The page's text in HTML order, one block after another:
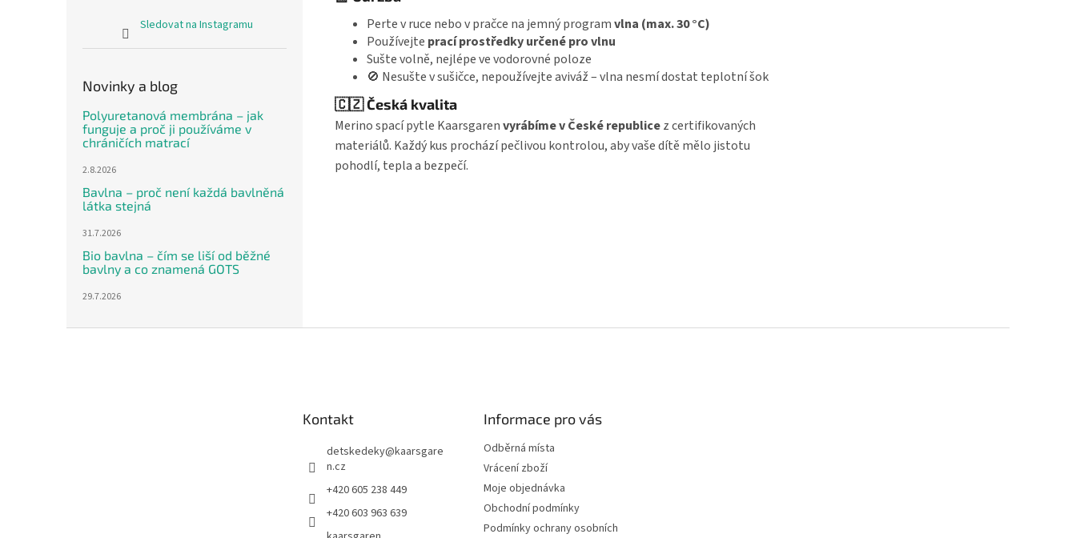
Sledovat na Instagramu
Novinky a blog
Polyuretanová membrána – jak
funguje a proč ji používáme v
chráničích matrací
2.8.2026
Bavlna – proč není každá bavlněná
látka stejná
31.7.2026
Bio bavlna – čím se liší od běžné
bavlny a co znamená GOTS
29.7.2026
Perte v ruce nebo v pračce na jemný programvlna (max. 30 °C)
Používejte prací prostředky určené pro vlnu
Sušte volně, nejlépe ve vodorovné poloze
🚫 Nesušte v sušičce, nepoužívejte aviváž – vlna nesmí dostat teplotní šok
🇨🇿 Česká kvalita
Merino spací pytle Kaarsgarenvyrábíme v České republicez certifikovaných
materiálů. Každý kus prochází pečlivou kontrolou, aby vaše dítě mělo jistotu
pohodlí, tepla a bezpečí.
Kontakt
detskedeky@kaarsgare
n.cz
+420 605 238 449
+420 603 963 639
Informace pro vás
Odběrná místa
Vrácení zboží
Moje objednávka
Obchodní podmínky
Podmínky ochrany osobních